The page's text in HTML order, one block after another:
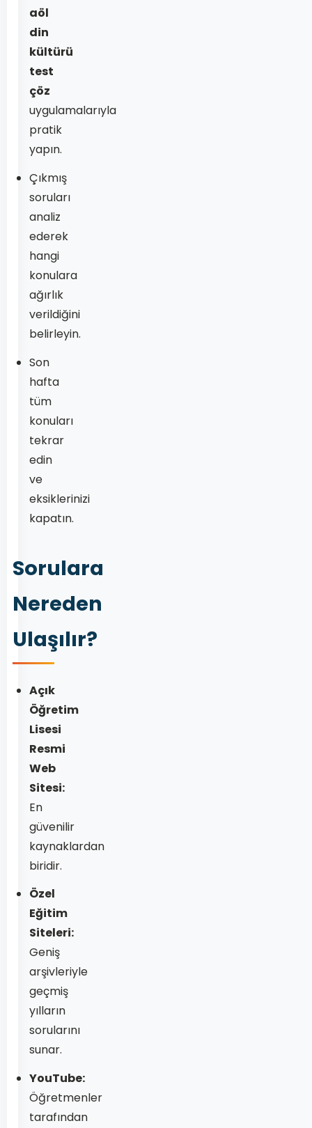
aöl
din
kültürü
test
çöz
uygulamalarıyla
pratik
yapın.
Çıkmış
soruları
analiz
ederek
hangi
konulara
ağırlık
verildiğini
belirleyin.
Son
hafta
tüm
konuları
tekrar
edin
ve
eksiklerinizi
kapatın.
Sorulara
Nereden
Ulaşılır?
Açık
Öğretim
Lisesi
Resmi
Web
Sitesi:
En
güvenilir
kaynaklardan
biridir.
Özel
Eğitim
Siteleri:
Geniş
arşivleriyle
geçmiş
yılların
sorularını
sunar.
YouTube:
Öğretmenler
tarafından